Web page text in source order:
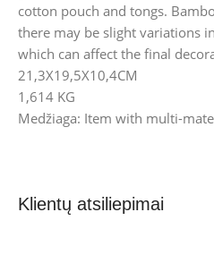
cotton pouch and tongs.
there may be slight variations
which can affect the final
21,3X19,5X10,4CM
1,614 KG
Medžiaga: Item with multi-
Klientų atsiliepimai